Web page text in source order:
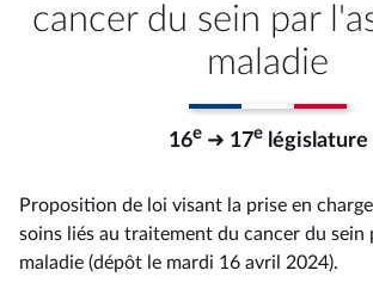
cancer du sein par
maladie
16e➜ 17elégislature
Proposition de loi visant la prise en
soins liés au traitement du cancer du sein
maladie (dépôt le mardi 16 avril 2024).